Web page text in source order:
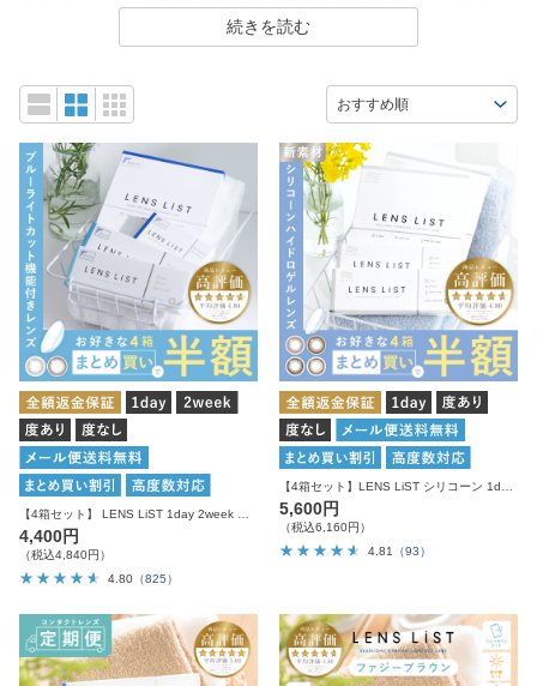
魅力的な瞳を演出できます。忙しい日常にも便利な、手軽におし
ゃれを楽しめるカラコンです。続きを読む
4,400円
（税込4,840円）
4.80 （825）
5,600円
（税込6,160円）
4.81
（93）